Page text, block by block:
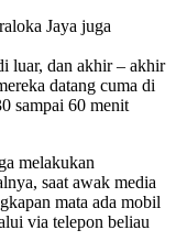
Jaya juga
luar, dan akhir – akhir
datang cuma di
sampai 60 menit
melakukan
saat awak media
mata ada mobil
via telepon beliau